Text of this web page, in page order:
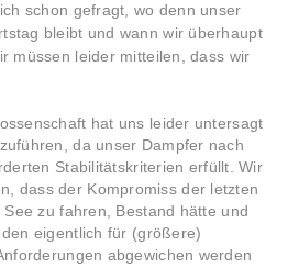
schon gefragt, wo denn unser
bleibt und wann wir überhaupt
müssen leider mitteilen, dass wir
hat uns leider untersagt
da unser Dampfer nach
Stabilitätskriterien erfüllt. Wir
dass der Kompromiss der letzten
zu fahren, Bestand hätte und
eigentlich für (größere)
abgewichen werden